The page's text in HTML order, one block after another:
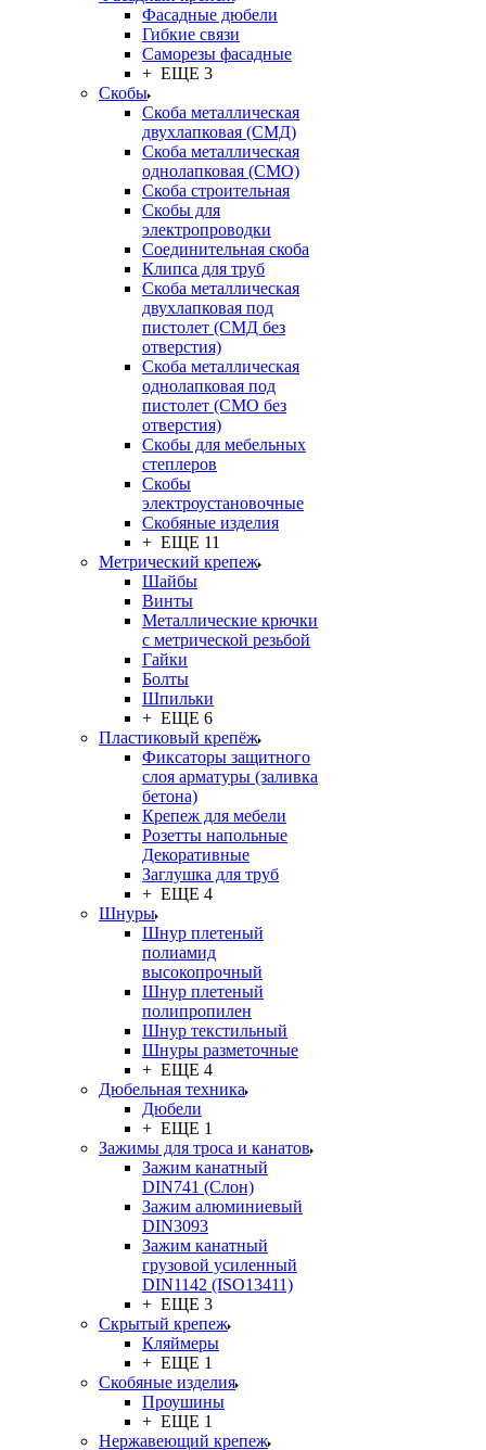
Фасадные дюбели
Гибкие связи
Саморезы фасадные
+ ЕЩЕ 3
Скобы
Скоба металлическая
двухлапковая (СМД)
Скоба металлическая
однолапковая (СМО)
Скоба строительная
Скобы для
электропроводки
Соединительная скоба
Клипса для труб
Скоба металлическая
двухлапковая под
пистолет (СМД без
отверстия)
Скоба металлическая
однолапковая под
пистолет (СМО без
отверстия)
Скобы для мебельных
степлеров
Скобы
электроустановочные
Скобяные изделия
+ ЕЩЕ 11
Метрический крепеж
Шайбы
Винты
Металлические крючки
с метрической резьбой
Гайки
Болты
Шпильки
+ ЕЩЕ 6
Пластиковый крепёж
Фиксаторы защитного
слоя арматуры (заливка
бетона)
Крепеж для мебели
Розетты напольные
Декоративные
Заглушка для труб
+ ЕЩЕ 4
Шнуры
Шнур плетеный
полиамид
высокопрочный
Шнур плетеный
полипропилен
Шнур текстильный
Шнуры разметочные
+ ЕЩЕ 4
Дюбельная техника
Дюбели
+ ЕЩЕ 1
Зажимы для троса и канатов
Зажим канатный
DIN741 (Cлон)
Зажим алюминиевый
DIN3093
Зажим канатный
грузовой усиленный
DIN1142 (ISO13411)
+ ЕЩЕ 3
Скрытый крепеж
Кляймеры
+ ЕЩЕ 1
Скобяные изделия
Проушины
+ ЕЩЕ 1
Нержавеющий крепеж